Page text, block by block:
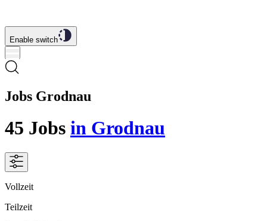
Enable switch
Jobs Grodnau
45 Jobs in Grodnau
Vollzeit
Teilzeit